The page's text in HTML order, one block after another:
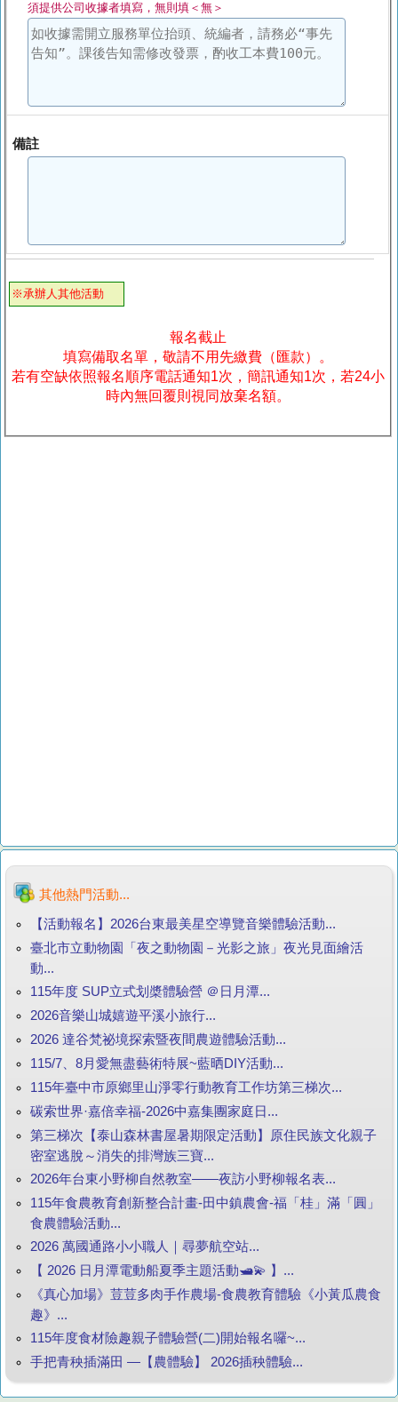
須提供公司收據者填寫，無則填＜無＞
備註
※承辦人其他活動
報名截止
填寫備取名單，敬請不用先繳費（匯款）。
若有空缺依照報名順序電話通知1次，簡訊通知1次，若24小
時內無回覆則視同放棄名額。
其他熱門活動...
【活動報名】2026台東最美星空導覽音樂體驗活動...
臺北市立動物園「夜之動物園－光影之旅」夜光見面繪活
動...
115年度 SUP立式划槳體驗營 ＠日月潭...
2026音樂山城嬉遊平溪小旅行...
2026 達谷梵祕境探索暨夜間農遊體驗活動...
115/7、8月愛無盡藝術特展~藍晒DIY活動...
115年臺中市原鄉里山淨零行動教育工作坊第三梯次...
碳索世界·嘉倍幸福-2026中嘉集團家庭日...
第三梯次【泰山森林書屋暑期限定活動】原住民族文化親子
密室逃脫～消失的排灣族三寶...
2026年台東小野柳自然教室——夜訪小野柳報名表...
115年食農教育創新整合計畫-田中鎮農會-福「桂」滿「圓」
食農體驗活動...
2026 萬國通路小小職人｜尋夢航空站...
【 2026 日月潭電動船夏季主題活動🛥️💫 】...
《真心加場》荳荳多肉手作農場-食農教育體驗《小黃瓜農食
趣》...
115年度食材險趣親子體驗營(二)開始報名囉~...
手把青秧插滿田 —【農體驗】 2026插秧體驗...